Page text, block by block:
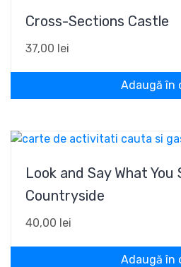
Cross-Sections Castle
37,00 lei
Adaugă în
Look and Say What You
Countryside
40,00 lei
Adaugă în